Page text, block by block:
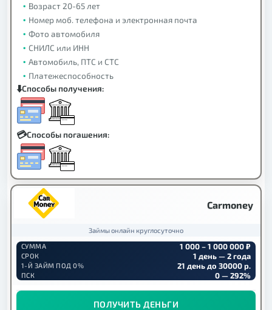
Возраст 20-65 лет
Номер моб. телефона и электронная почта
Фото автомобиля
СНИЛС или ИНН
Автомобиль, ПТС и СТС
Платежеспособность
Способы получения:
Способы погашения:
Carmoney
Займы онлайн круглосуточно
СУММА
1 000 – 1 000 000 ₽
СРОК 1 день — 2 года
1-Й ЗАЙМ ПОД 0% 21 день до 30000 р.
ПСК 0 — 292%
ПОЛУЧИТЬ ДЕНЬГИ